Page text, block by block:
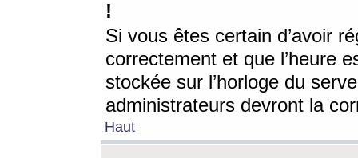
!
Si vous êtes certain d’avoir
correctement et que l’heure
stockée sur l’horloge du
administrateurs devront la
Haut